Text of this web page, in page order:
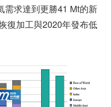
需求達到更勝41 Mt的新
復加工與2020年發布低